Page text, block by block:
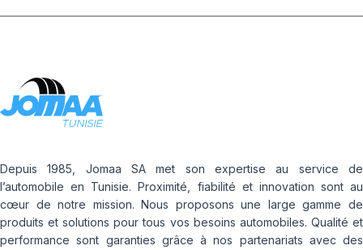
Depuis 1985, Jomaa SA met son expertise au service de
l’automobile en Tunisie. Proximité, fiabilité et innovation sont au
cœur de notre mission. Nous proposons une large gamme de
produits et solutions pour tous vos besoins automobiles. Qualité et
performance sont garanties grâce à nos partenariats avec des